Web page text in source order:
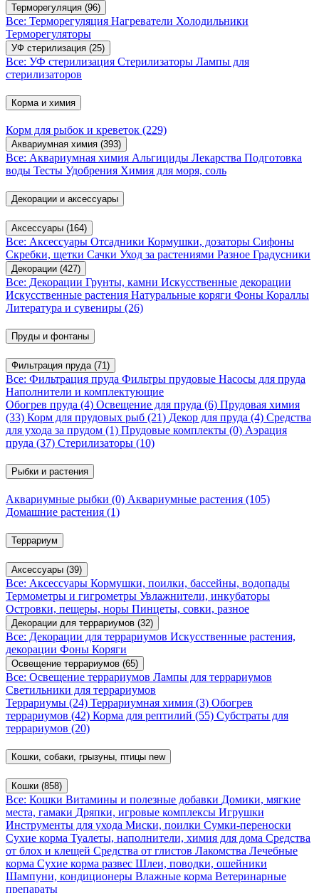
Терморегуляция (96)
Все: Терморегуляция Нагреватели Холодильники
Терморегуляторы
УФ стерилизация (25)
Все: УФ стерилизация Стерилизаторы Лампы для
стерилизаторов
Корма и химия
Корм для рыбок и креветок (229)
Аквариумная химия (393)
Все: Аквариумная химия Альгициды Лекарства Подготовка
воды Тесты Удобрения Химия для моря, соль
Декорации и аксессуары
Аксессуары (164)
Все: Аксессуары Отсадники Кормушки, дозаторы Сифоны
Скребки, щетки Сачки Уход за растениями Разное Градусники
Декорации (427)
Все: Декорации Грунты, камни Искусственные декорации
Искусственные растения Натуральные коряги Фоны Кораллы
Литература и сувениры (26)
Пруды и фонтаны
Фильтрация пруда (71)
Все: Фильтрация пруда Фильтры прудовые Насосы для пруда
Наполнители и комплектующие
Обогрев пруда (4) Освещение для пруда (6) Прудовая химия
(33) Корм для прудовых рыб (21) Декор для пруда (4) Средства
для ухода за прудом (1) Прудовые комплекты (0) Аэрация
пруда (37) Стерилизаторы (10)
Рыбки и растения
Аквариумные рыбки (0) Аквариумные растения (105)
Домашние растения (1)
Террариум
Аксессуары (39)
Все: Аксессуары Кормушки, поилки, бассейны, водопады
Термометры и гигрометры Увлажнители, инкубаторы
Островки, пещеры, норы Пинцеты, совки, разное
Декорации для террариумов (32)
Все: Декорации для террариумов Искусственные растения,
декорации Фоны Коряги
Освещение террариумов (65)
Все: Освещение террариумов Лампы для террариумов
Светильники для террариумов
Террариумы (24) Террариумная химия (3) Обогрев
террариумов (42) Корма для рептилий (55) Субстраты для
террариумов (20)
Кошки, собаки, грызуны, птицы new
Кошки (858)
Все: Кошки Витамины и полезные добавки Домики, мягкие
места, гамаки Дряпки, игровые комплексы Игрушки
Инструменты для ухода Миски, поилки Сумки-переноски
Сухие корма Туалеты, наполнители, химия для дома Средства
от блох и клещей Средства от глистов Лакомства Лечебные
корма Сухие корма развес Шлеи, поводки, ошейники
Шампуни, кондиционеры Влажные корма Ветеринарные
препараты